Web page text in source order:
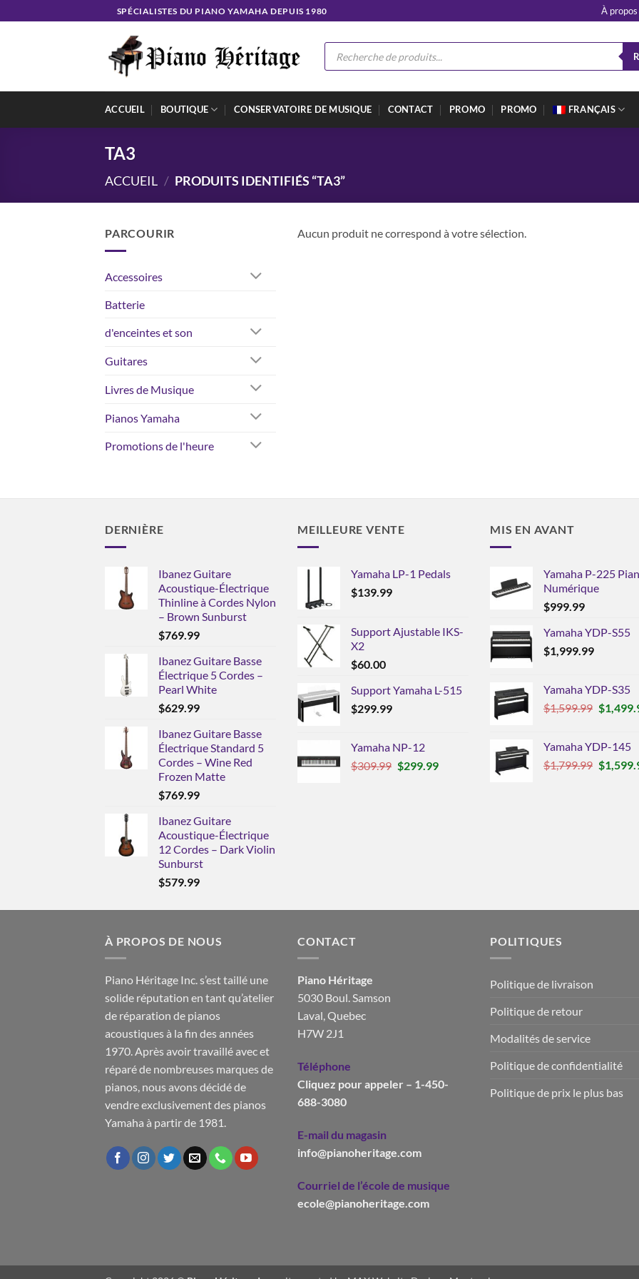
au
SPÉCIALISTES DU PIANO YAMAHA DEPUIS 1980 À propos
Recherche
ACCUEIL BOUTIQUE CONSERVATOIRE DE MUSIQUE CONTACT PROMO PROMO FRANÇAIS
TA3
ACCUEIL / PRODUITS IDENTIFIÉS “TA3”
PARCOURIR
Accessoires
Batterie
d'enceintes et son
Guitares
Livres de Musique
Pianos Yamaha
Promotions de l'heure
Aucun produit ne correspond à votre sélection.
DERNIÈRE
Ibanez Guitare
Acoustique-Électrique
Thinline à Cordes Nylon
– Brown Sunburst
$769.99
Ibanez Guitare Basse
Électrique 5 Cordes –
Pearl White
$629.99
Ibanez Guitare Basse
Électrique Standard 5
Cordes – Wine Red
Frozen Matte
$769.99
Ibanez Guitare
Acoustique-Électrique
12 Cordes – Dark Violin
Sunburst
$579.99
MEILLEURE VENTE
Yamaha LP-1 Pedals
$139.99
Support Ajustable IKS-
X2
$60.00
Support Yamaha L-515
$299.99
Yamaha NP-12
$309.99 Le
$299.99Le
MIS EN AVANT
Yamaha P-225
Numérique
$999.99
Yamaha YDP-S55
$1,999.99
Yamaha YDP-S35
$1,599.99 Le
était :
$
Yamaha YDP-145
$1,799.99 Le
$
À PROPOS DE NOUS
Piano Héritage Inc. s’est taillé une
solide réputation en tant qu’atelier
de réparation de pianos
acoustiques à la fin des années
1970. Après avoir travaillé avec et
réparé de nombreuses marques de
pianos, nous avons décidé de
vendre exclusivement des pianos
Yamaha à partir de 1981.
CONTACT
Piano Héritage
5030 Boul. Samson
Laval, Quebec
H7W 2J1
Téléphone
Cliquez pour appeler – 1-450-
688-3080
E-mail du magasin
info@pianoheritage.com
Courriel de l’école de musique
ecole@pianoheritage.com
POLITIQUES
Politique de livraison
Politique de retour
Modalités de service
Politique de confidentialité
Politique de prix le plus bas